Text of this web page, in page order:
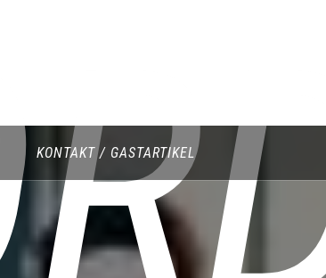
KONTAKT / GASTARTIKEL